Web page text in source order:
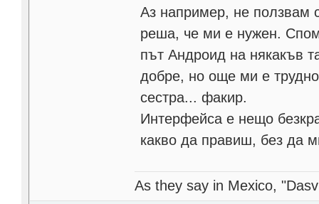
Аз например, не ползвам
реша, че ми е нужен.
път Андроид на някакъв
добре, но още ми е
сестра... факир.
Интерфейса е нещо
какво да правиш, без да
As they say in Mexico,